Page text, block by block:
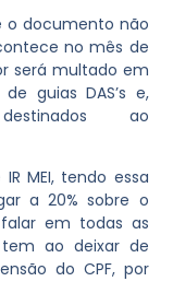
o documento não
no mês de
será multado em
guias DAS’s e,
ao
MEI, tendo essa
a 20% sobre o
em todas as
ao deixar de
do CPF, por